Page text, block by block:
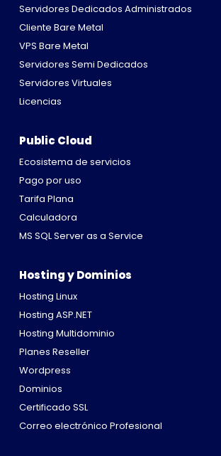
Servidores Dedicados Administrados
Cliente Bare Metal
VPS Bare Metal
Servidores Semi Dedicados
Servidores Virtuales
Licencias
Public Cloud
Ecosistema de servicios
Pago por uso
Tarifa Plana
Calculadora
MS SQL Server as a Service
Hosting y Dominios
Hosting Linux
Hosting ASP.NET
Hosting Multidominio
Planes Reseller
Wordpress
Dominios
Certificado SSL
Correo electrónico Profesional